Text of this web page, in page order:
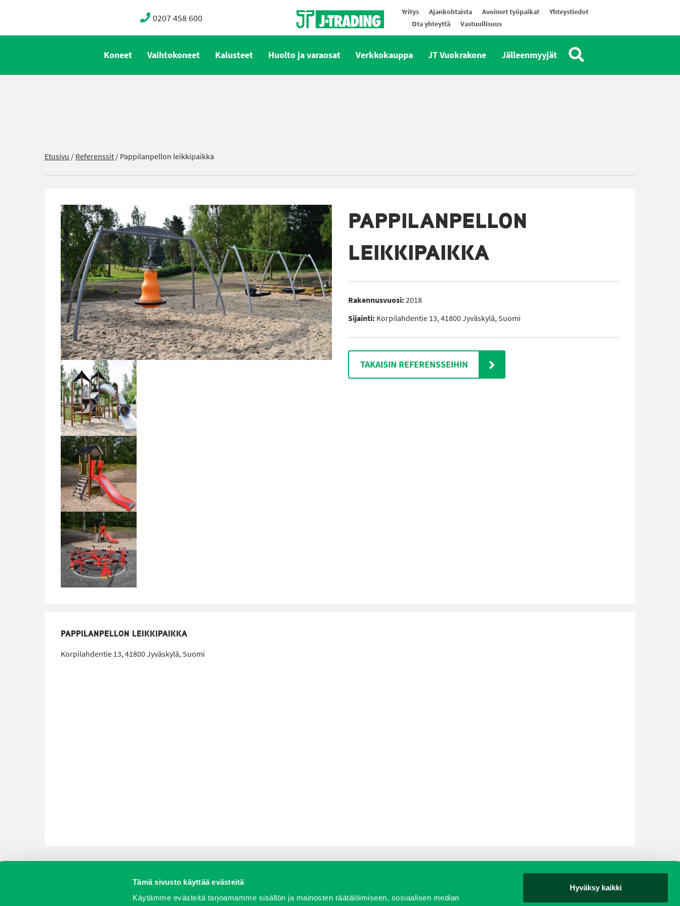
Tämä sivusto käyttää evästeitä
Käytämme evästeitä tarjoamamme sisällön ja mainosten räätälöimiseen, sosiaalisen median
Hyväksy kaikki
0207 458 600 Yritys Ajankohtaista Avoimet työpaikat
Yhteystiedot
Ota yhteyttä
Vastuullisuus
Koneet Vaihtokoneet Kalusteet Huolto ja varaosat Verkkokauppa JT Vuokrakone Jälleenmyyjät
Etusivu /Referenssit/Pappilanpellon leikkipaikka
PAPPILANPELLON
LEIKKIPAIKKA
Rakennusvuosi:2018
Sijainti: Korpilahdentie 13, 41800 Jyväskylä, Suomi
TAKAISIN REFERENSSEIHIN
PAPPILANPELLON LEIKKIPAIKKA
Korpilahdentie 13, 41800 Jyväskylä, Suomi
Vaihtokoneet Kalusteet Huolto ja varaosat Verkkokauppa JT Vuokrakone Jälleenmyyjät